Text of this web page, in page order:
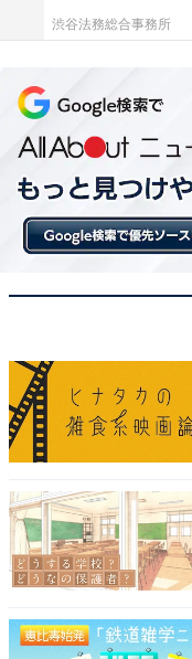
こちらもおすすめ
「モ
グ！
渋谷法務総合事務所